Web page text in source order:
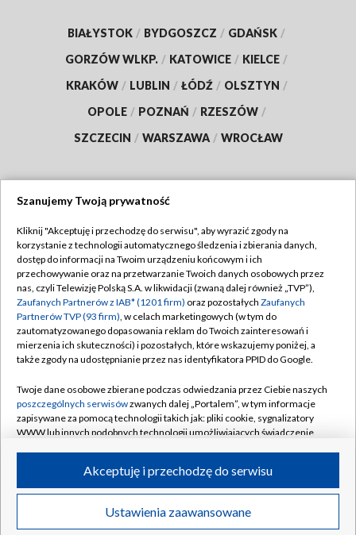
BIAŁYSTOK / BYDGOSZCZ / GDAŃSK /
GORZÓW WLKP. / KATOWICE / KIELCE /
KRAKÓW / LUBLIN / ŁÓDŹ / OLSZTYN /
OPOLE / POZNAŃ / RZESZÓW /
SZCZECIN / WARSZAWA / WROCŁAW
TVP
Abonament TVP
Emisja w TVP
Centrum informacji TVP
Naziemna Telewizja Cyfrowa
Rada Programowa
System NOS
Informacje o nadawcy
Program dla prasy
Ogłoszenie przetargowe
Regulamin TVP
Polityka prywatności
Moje zgody
Pomoc
Kontakt
Kanały
©2026 Telewizja Polska S.A. w likwidacji
Szanujemy Twoją prywatność
Kliknij "Akceptuję i przechodzę do serwisu", aby wyrazić zgody na
korzystanie z technologii automatycznego śledzenia i zbierania danych,
dostęp do informacji na Twoim urządzeniu końcowym i ich
przechowywanie oraz na przetwarzanie Twoich danych osobowych przez
nas, czyli Telewizję Polską S.A. w likwidacji (zwaną dalej również „TVP”),
Zaufanych Partnerów z IAB* (1201 firm) oraz pozostałych Zaufanych
Partnerów TVP (93 firm), w celach marketingowych (w tym do
zautomatyzowanego dopasowania reklam do Twoich zainteresowań i
mierzenia ich skuteczności) i pozostałych, które wskazujemy poniżej, a
także zgody na udostępnianie przez nas identyfikatora PPID do Google.
Twoje dane osobowe zbierane podczas odwiedzania przez Ciebie naszych
poszczególnych serwisówzwanych dalej „Portalem”, w tym informacje
zapisywane za pomocą technologii takich jak: pliki cookie, sygnalizatory
WWW lub innych podobnych technologii umożliwiających świadczenie
ruchu w Internecie.
Twoje dane osobowe zbierane podczas odwiedzania przez Ciebie
poszczególnych serwisówna Portalu, takie jak adresy IP, identyfikatory
Ustawienia zaawansowane
Akceptuję i przechodzę do serwisu